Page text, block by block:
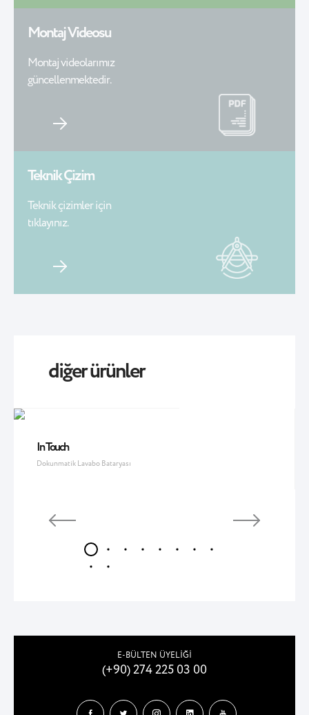
Montaj Videosu
Montaj videolarımız
güncellenmektedir.
Teknik Çizim
Teknik çizimler için
tıklayınız.
diğer ürünler
In Touch
Dokunmatik Lavabo Bataryası
E-BÜLTEN ÜYELİĞİ
(+90) 274 225 03 00